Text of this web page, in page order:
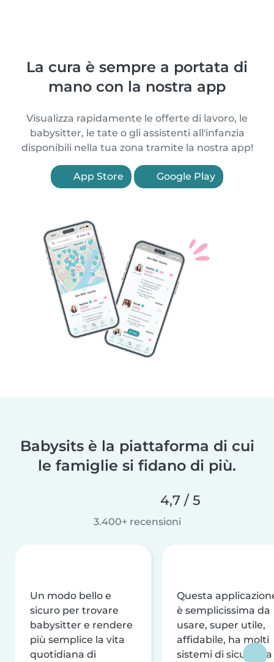
La cura è sempre a portata di
mano con la nostra app
Visualizza rapidamente le offerte di lavoro, le
babysitter, le tate o gli assistenti all'infanzia
disponibili nella tua zona tramite la nostra app!
App Store Google Play
Babysits è la piattaforma di cui
le famiglie si fidano di più.
4,7 / 5
3.400+ recensioni
Un modo bello e
sicuro per trovare
babysitter e rendere
più semplice la vita
quotidiana di
Questa
è semplicissima da
usare, super utile,
affidabile, ha molti
sistemi di sicurezza